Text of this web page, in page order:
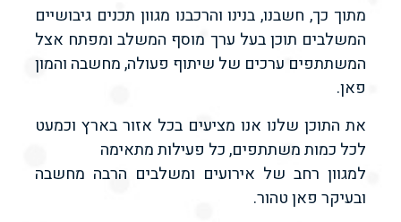
מתוך כך, חשבנו, בנינו והרכבנו מגוון תכנים גיבושיים
המשלבים תוכן בעל ערך מוסף המשלב ומפתח אצל
המשתתפים ערכים של שיתוף פעולה, מחשבה והמון
פאן.
את התוכן שלנו אנו מציעים בכל אזור בארץ וכמעט
לכל כמות משתתפים, כל פעילות מתאימה
למגוון רחב של אירועים ומשלבים הרבה מחשבה
ובעיקר פאן טהור.